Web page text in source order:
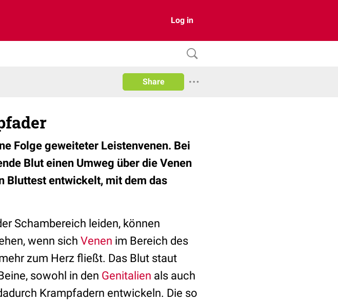
Log in
Share
Folge geweiteter Leistenvenen. Bei
Blut einen Umweg über die Venen
Bluttest entwickelt, mit dem das
Schambereich leiden, können
wenn sich Venen im Bereich des
zum Herz fließt. Das Blut staut
sowohl in den Genitalien als auch
Krampfadern entwickeln. Die so